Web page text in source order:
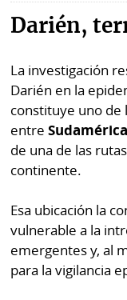
Darién,
La investigación
Darién en la
constituye uno de
entre
de una de las
continente.
Esa ubicación la
vulnerable a la
emergentes y, al
para la vigilancia